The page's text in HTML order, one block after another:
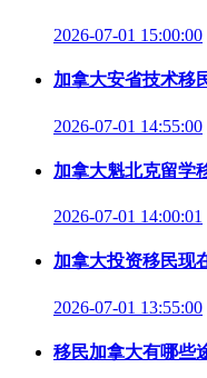
2026-07-01 15:00:00
加拿大安省技术移
2026-07-01 14:55:00
加拿大魁北克留学
2026-07-01 14:00:01
加拿大投资移民现
2026-07-01 13:55:00
移民加拿大有哪些